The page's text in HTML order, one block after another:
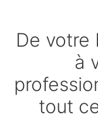
De votre
à
tout